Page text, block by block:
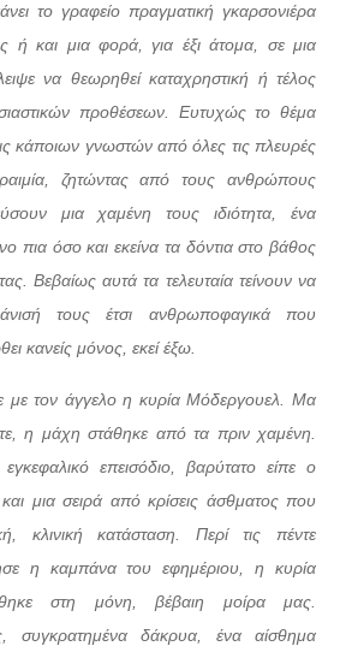
το γραφείο πραγματική γκαρσονιέρα
ή και μια φορά, για έξι άτομα, σε μια
να θεωρηθεί καταχρηστική ή τέλος
προθέσεων. Ευτυχώς το θέμα
κάποιων γνωστών από όλες τις πλευρές
ζητώντας από τους ανθρώπους
μια χαμένη τους ιδιότητα, ένα
πια όσο και εκείνα τα δόντια στο βάθος
Βεβαίως αυτά τα τελευταία τείνουν να
τους έτσι ανθρωποφαγικά που
κανείς μόνος, εκεί έξω.
με τον άγγελο η κυρία Μόδεργουελ. Μα
η μάχη στάθηκε από τα πριν χαμένη.
επεισόδιο, βαρύτατο είπε ο
μια σειρά από κρίσεις άσθματος που
κλινική κατάσταση. Περί τις πέντε
η καμπάνα του εφημέριου, η κυρία
στη μόνη, βέβαιη μοίρα μας.
συγκρατημένα δάκρυα, ένα αίσθημα